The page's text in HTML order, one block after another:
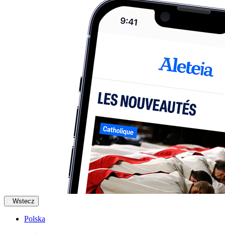
Wstecz
Polska